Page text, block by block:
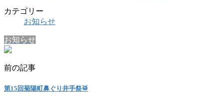
カテゴリー
お知らせ
お知らせ
前の記事
第15回菊陽町鼻ぐり井手祭🥁